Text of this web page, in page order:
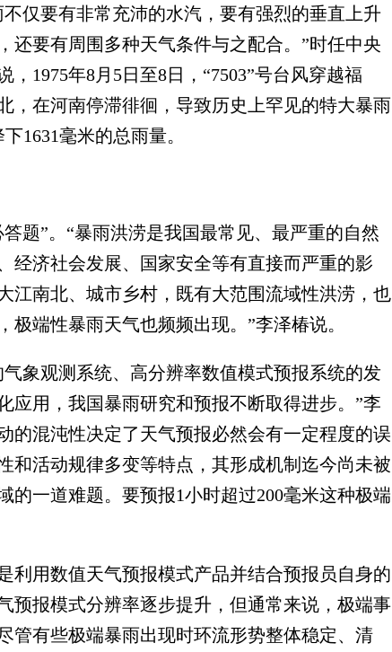
要有非常充沛的水汽，要有强烈的垂直上升
还要有周围多种天气条件与之配合。”时任中央
1975年8月5日至8日，“7503”号台风穿越福
，在河南停滞徘徊，导致历史上罕见的特大暴雨
1631毫米的总雨量。
”。“暴雨洪涝是我国最常见、最严重的自然
经济社会发展、国家安全等有直接而严重的影
江南北、城市乡村，既有大范围流域性洪涝，也
端性暴雨天气也频频出现。”李泽椿说。
观测系统、高分辨率数值模式预报系统的发
应用，我国暴雨研究和预报不断取得进步。”李
的混沌性决定了天气预报必然会有一定程度的误
和活动规律多变等特点，其形成机制迄今尚未被
的一道难题。要预报1小时超过200毫米这种极端
用数值天气预报模式产品并结合预报员自身的
预报模式分辨率逐步提升，但通常来说，极端事
管有些极端暴雨出现时环流形势整体稳定、清